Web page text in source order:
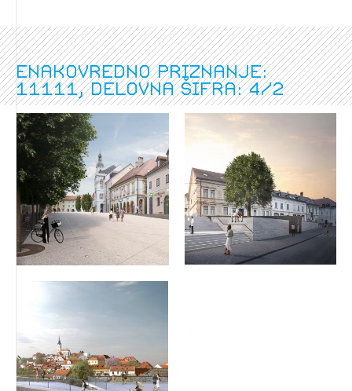
Enakovredno priznanje:
11111, delovna šifra: 4/2